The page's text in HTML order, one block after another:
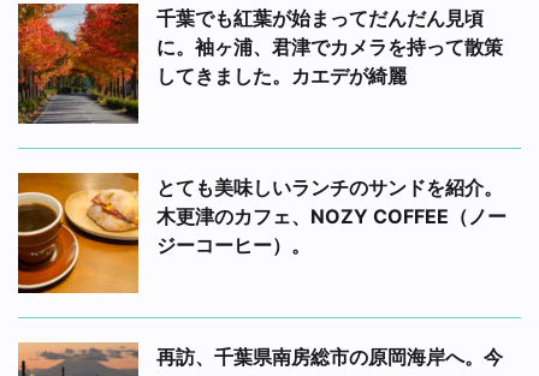
千葉でも紅葉が始まってだんだん見頃
に。袖ヶ浦、君津でカメラを持って散策
してきました。カエデが綺麗
とても美味しいランチのサンドを紹介。
木更津のカフェ、NOZY COFFEE（ノー
ジーコーヒー）。
再訪、千葉県南房総市の原岡海岸へ。今